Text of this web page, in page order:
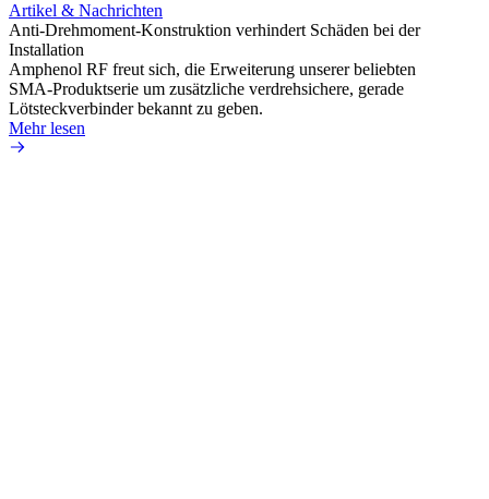
Artikel & Nachrichten
Anti-Drehmoment-Konstruktion verhindert Schäden bei der
Installation
Amphenol RF freut sich, die Erweiterung unserer beliebten
SMA-Produktserie um zusätzliche verdrehsichere, gerade
Lötsteckverbinder bekannt zu geben.
Mehr lesen